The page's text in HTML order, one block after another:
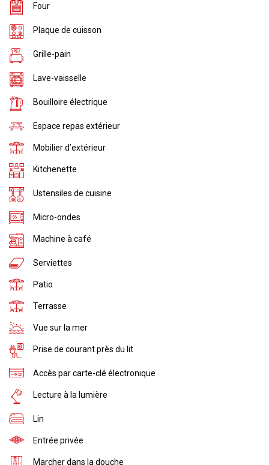
Four
Plaque de cuisson
Grille-pain
Lave-vaisselle
Bouilloire électrique
Espace repas extérieur
Mobilier d’extérieur
Kitchenette
Ustensiles de cuisine
Micro-ondes
Machine à café
Serviettes
Patio
Terrasse
Vue sur la mer
Prise de courant près du lit
Accès par carte-clé électronique
Lecture à la lumière
Lin
Entrée privée
Marcher dans la douche